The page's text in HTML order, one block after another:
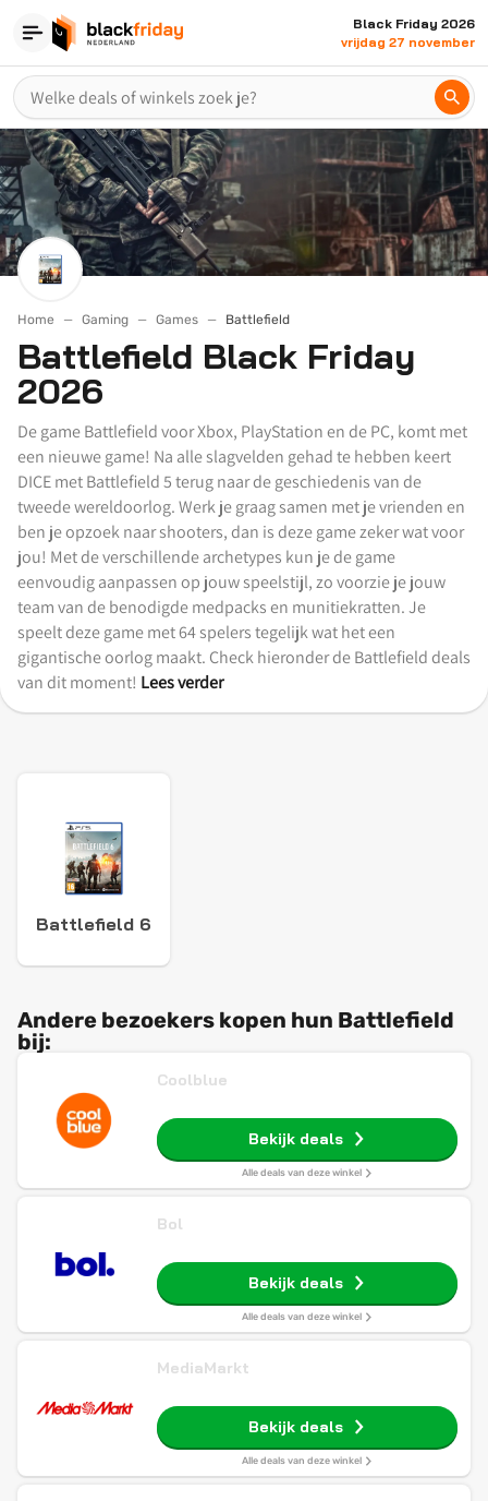
Black Friday 2026
vrijdag 27 november
Home Gaming Games Battlefield
Battlefield Black Friday
2026
De game Battlefield voor Xbox, PlayStation en de PC, komt met
een nieuwe game! Na alle slagvelden gehad te hebben keert
DICE met Battlefield 5 terug naar de geschiedenis van de
tweede wereldoorlog. Werk je graag samen met je vrienden en
ben je opzoek naar shooters, dan is deze game zeker wat voor
jou! Met de verschillende archetypes kun je de game
eenvoudig aanpassen op jouw speelstijl, zo voorzie je jouw
team van de benodigde medpacks en munitiekratten. Je
speelt deze game met 64 spelers tegelijk wat het een
gigantische oorlog maakt. Check hieronder de Battlefield deals
van dit moment! Lees verder
Battlefield 6
Andere bezoekers kopen hun Battlefield
bij:
Coolblue
Bekijk deals
Alle deals van deze winkel
Bol
Bekijk deals
Alle deals van deze winkel
MediaMarkt
Bekijk deals
Alle deals van deze winkel